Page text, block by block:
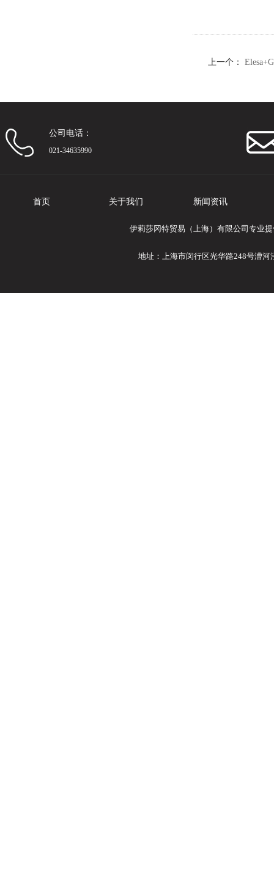
上一个：
公司电话：
021-34635990
首页 关于我们 新闻资讯
伊莉莎冈特贸易（上海）有限公司专业
地址：上海市闵行区光华路248号漕